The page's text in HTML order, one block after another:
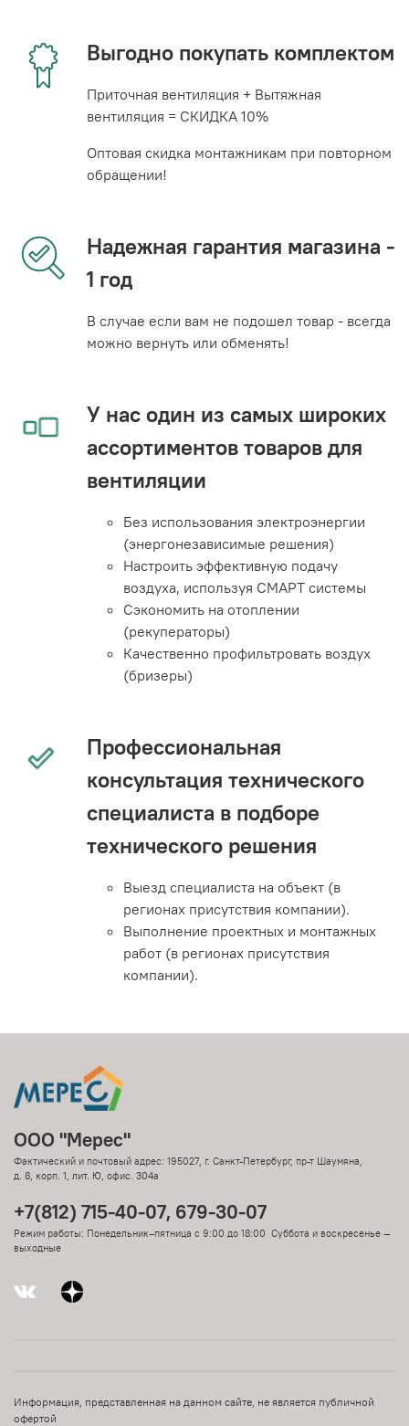
Выгодно покупать комплектом
Приточная вентиляция + Вытяжная
вентиляция = СКИДКА 10%
Оптовая скидка монтажникам при повторном
обращении!
Надежная гарантия магазина -
1 год
В случае если вам не подошел товар - всегда
можно вернуть или обменять!
У нас один из самых широких
ассортиментов товаров для
вентиляции
Без использования электроэнергии
(энергонезависимые решения)
Настроить эффективную подачу
воздуха, используя СМАРТ системы
Сэкономить на отоплении
(рекуператоры)
Качественно профильтровать воздух
(бризеры)
Профессиональная
консультация технического
специалиста в подборе
технического решения
Выезд специалиста на объект (в
регионах присутствия компании).
Выполнение проектных и монтажных
работ (в регионах присутствия
компании).
ООО "Мерес"
Фактический и почтовый адрес: 195027, г. Санкт-Петербург, пр-т Шаумяна,
д. 8, корп. 1, лит. Ю, офис. 304а
+7(812) 715-40-07, 679-30-07
Режим работы: Понедельник–пятница с 9:00 до 18:00 Суббота и воскресенье —
выходные
Информация, представленная на данном сайте, не является публичной
офертой